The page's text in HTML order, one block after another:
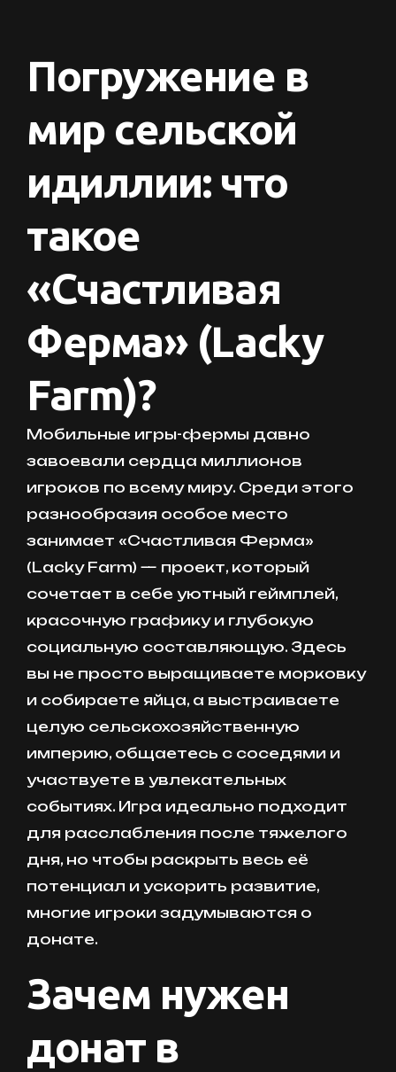
Погружение в
мир сельской
идиллии: что
такое
«Счастливая
Ферма» (Lacky
Farm)?
Мобильные игры-фермы давно
завоевали сердца миллионов
игроков по всему миру. Среди этого
разнообразия особое место
занимает «Счастливая Ферма»
(Lacky Farm) — проект, который
сочетает в себе уютный геймплей,
красочную графику и глубокую
социальную составляющую. Здесь
вы не просто выращиваете морковку
и собираете яйца, а выстраиваете
целую сельскохозяйственную
империю, общаетесь с соседями и
участвуете в увлекательных
событиях. Игра идеально подходит
для расслабления после тяжелого
дня, но чтобы раскрыть весь её
потенциал и ускорить развитие,
многие игроки задумываются о
донате.
Зачем нужен
донат в